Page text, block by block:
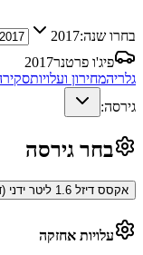
בחרו שנה:2017
פיג'ו פרטנר2017
גלריהמחירון ועלויות
גירסה:
בחר גירסה
אקסס דיזל 1.6 ליטר ידני (דור 2)
עלויות אחזקה